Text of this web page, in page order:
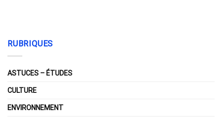
RUBRIQUES
ASTUCES – ÉTUDES
CULTURE
ENVIRONNEMENT